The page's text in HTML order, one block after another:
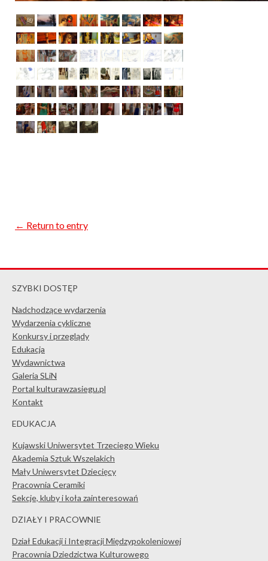
← Return to entry
SZYBKI DOSTĘP
Nadchodzące wydarzenia
Wydarzenia cykliczne
Konkursy i przeglądy
Edukacja
Wydawnictwa
Galeria SLiN
Portal kulturawzasiegu.pl
Kontakt
EDUKACJA
Kujawski Uniwersytet Trzeciego Wieku
Akademia Sztuk Wszelakich
Mały Uniwersytet Dziecięcy
Pracownia Ceramiki
Sekcje, kluby i koła zainteresowań
DZIAŁY I PRACOWNIE
Dział Edukacji i Integracji Międzypokoleniowej
Pracownia Dziedzictwa Kulturowego